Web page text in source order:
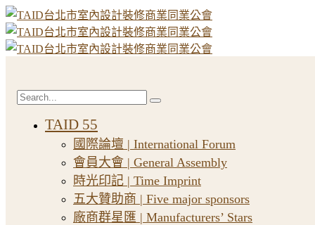
TAID 55
國際論壇 | International Forum
會員大會 | General Assembly
時光印記 | Time Imprint
五大贊助商 | Five major sponsors
廠商群星匯 | Manufacturers’ Stars